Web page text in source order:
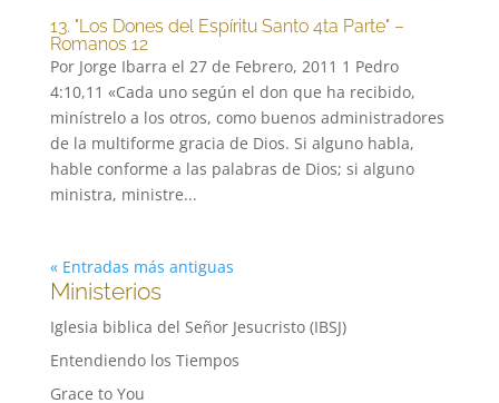
13. "Los Dones del Espíritu Santo 4ta Parte" –
Romanos 12
Por Jorge Ibarra el 27 de Febrero, 2011 1 Pedro
4:10,11 «Cada uno según el don que ha recibido,
minístrelo a los otros, como buenos administradores
de la multiforme gracia de Dios. Si alguno habla,
hable conforme a las palabras de Dios; si alguno
ministra, ministre...
« Entradas más antiguas
Ministerios
Iglesia biblica del Señor Jesucristo (IBSJ)
Entendiendo los Tiempos
Grace to You